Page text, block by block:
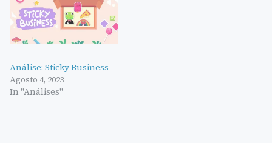
Análise: Sticky Business
Agosto 4, 2023
In "Análises"